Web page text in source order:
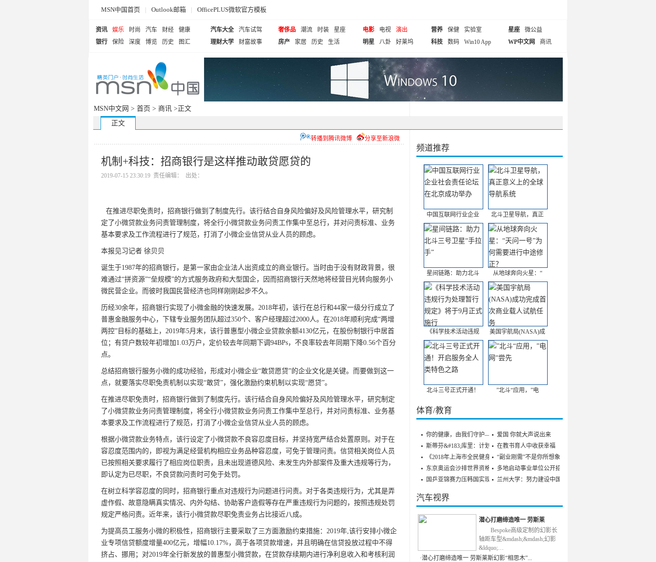
MSN中国首页 | Outlook邮箱 | OfficePLUS微软官方模板
资讯 娱乐 时尚 汽车 财经
健康
银行
保险 深度 博览 历史 图汇
汽车大全
汽车试驾
理财大学
财富故事
奢侈品 潮流 时装
星座
房产
家居 历史 生活
电影 电视
演出
明星
八卦 好莱坞
营养 保健
实验室
科技
数码 Win10 App
星座
微公益
WP中文网
商讯
MSN中文网 > 首页 > 商讯 >正文
正文
分享至新浪微
转播到腾讯微博
机制+科技：招商银行是这样推动敢贷愿贷的
2019-07-15 23:30:19 责任编辑： 出处：
在推进尽职免责时，招商银行做到了制度先行。该行结合自身风险偏好及风险管理水平，研究制
定了小微贷款业务问责管理制度，将全行小微贷款业务问责工作集中至总行，并对问责标准、业务
基本要求及工作流程进行了规范，打消了小微企业信贷从业人员的顾虑。
本报见习记者 徐贝贝
诞生于1987年的招商银行，是第一家由企业法人出资成立的商业银行。当时由于没有财政背景，很
难通过“拼资源”“垒规模”的方式服务政府和大型国企，因而招商银行天然地将经营目光转向服务小
微民营企业。而彼时我国民营经济也同样刚刚起步不久。
历经30余年，招商银行实现了小微金融的快速发展。2018年初，该行在总行和44家一级分行成立了
普惠金融服务中心，下辖专业服务团队超过350个、客户经理超过2000人。在2018年顺利完成“两增
两控”目标的基础上，2019年5月末，该行普惠型小微企业贷款余额4130亿元，在股份制银行中居首
位；有贷户数较年初增加1.03万户，定价较去年同期下调94BPs，不良率较去年同期下降0.56个百分
点。
总结招商银行服务小微的成功经验，形成对小微企业“敢贷愿贷”的企业文化是关键。而要做到这一
点，就要落实尽职免责机制以实现“敢贷”，强化激励约束机制以实现“愿贷”。
在推进尽职免责时，招商银行做到了制度先行。该行结合自身风险偏好及风险管理水平，研究制定
了小微贷款业务问责管理制度，将全行小微贷款业务问责工作集中至总行，并对问责标准、业务基
本要求及工作流程进行了规范，打消了小微企业信贷从业人员的顾虑。
根据小微贷款业务特点，该行设定了小微贷款不良容忍度目标，并坚持宽严结合处置原则。对于在
容忍度范围内的，即视为满足经营机构相应业务品种容忍度，可免于管理问责。信贷相关岗位人员
已按照相关要求履行了相应岗位职责，且未出现道德风险、未发生内外部案件及重大违规等行为，
即认定为已尽职，不良贷款问责时可免于处罚。
在树立科学容忍度的同时，招商银行重点对违规行为问题进行问责。对于各类违规行为，尤其是弄
虚作假、故意隐瞒真实情况、内外勾结、协助客户造假等存在严重违规行为问题的，按照违规处罚
规定严格问责。近年来，该行小微贷款尽职免责业务占比接近八成。
为提高员工服务小微的积极性，招商银行主要采取了三方面激励约束措施：2019年,该行安排小微企
业专项信贷额度增量400亿元，增幅10.17%，高于各项贷款增速，并且明确在信贷投放过程中不得
挤占、挪用；对2019年全行新发放的普惠型小微贷款，在贷款存续期内进行净利息收入和考核利润
频道推荐
中国互联网行业企业 北斗卫星导航，真正
星间链路：助力北斗 从地球奔向火星：“
《科学技术活动违规 美国宇航局(NASA)成
北斗三号正式开通！ ”北斗“应用，”电
体育/教育
你的健康，由我们守护——
斯蒂芬&#183;库里：计划参
《2018年上海市全民健身发
东京奥运会沙排世界资格赛
国乒亚锦赛力压韩国实现男
爱国 你就大声说出来
在教书育人中收获幸福
“副业刚需”不是你所想象
多地启动事业单位公开招聘
兰州大学：努力建设中国特
汽车视界
潜心打磨缔造唯一 劳斯莱
Bespoke高级定制的幻影长
轴距车型&mdash;&mdash;幻影
&ldquo;…
·潜心打磨缔造唯一 劳斯莱斯幻影“相思木”...